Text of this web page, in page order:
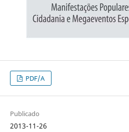
PDF/A
Publicado
2013-11-26